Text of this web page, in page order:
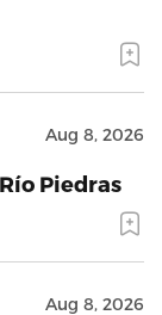
Aug 8, 2026
Piedras
Aug 8, 2026